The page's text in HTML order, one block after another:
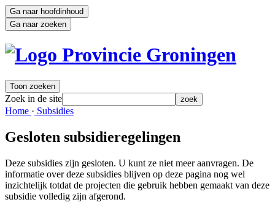
Ga naar hoofdinhoud
Ga naar zoeken
Toon zoeken
Zoek in de site zoek
Home · Subsidies
Gesloten subsidieregelingen
Deze subsidies zijn gesloten. U kunt ze niet meer aanvragen. De
informatie over deze subsidies blijven op deze pagina nog wel
inzichtelijk totdat de projecten die gebruik hebben gemaakt van deze
subsidie volledig zijn afgerond.